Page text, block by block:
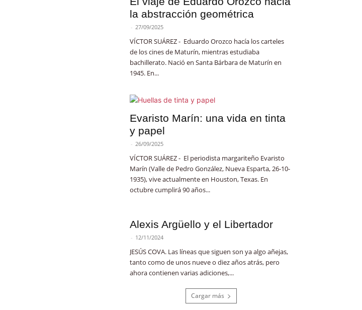
la abstracción geométrica
- 27/09/2025
VÍCTOR SUÁREZ - Eduardo Orozco hacía los carteles
de los cines de Maturín, mientras estudiaba
bachillerato. Nació en Santa Bárbara de Maturín en
1945. En...
Evaristo Marín: una vida en tinta
y papel
- 26/09/2025
VÍCTOR SUÁREZ - El periodista margariteño Evaristo
Marín (Valle de Pedro González, Nueva Esparta, 26-10-
1935), vive actualmente en Houston, Texas. En
octubre cumplirá 90 años...
Alexis Argüello y el Libertador
- 12/11/2024
JESÚS COVA. Las líneas que siguen son ya algo añejas,
tanto como de unos nueve o diez años atrás, pero
ahora contienen varias adiciones,...
Cargar más